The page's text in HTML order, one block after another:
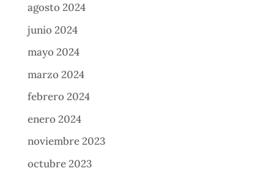
agosto 2024
junio 2024
mayo 2024
marzo 2024
febrero 2024
enero 2024
noviembre 2023
octubre 2023